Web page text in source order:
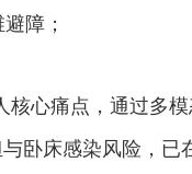
障；
心痛点，通过多
卧床感染风险，已